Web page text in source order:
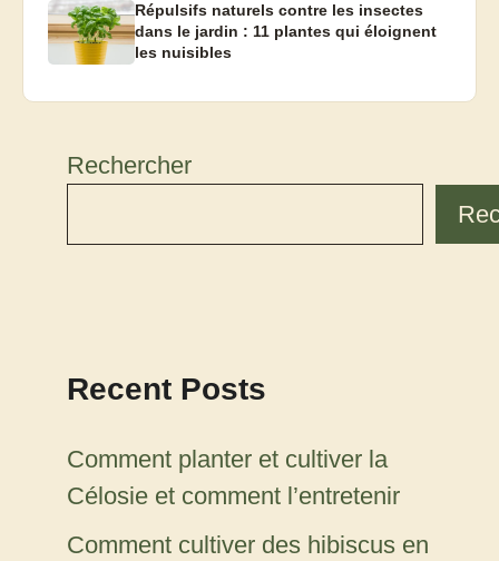
Répulsifs naturels contre les insectes
dans le jardin : 11 plantes qui éloignent
les nuisibles
Rechercher
Recent Posts
Comment planter et cultiver la
Célosie et comment l’entretenir
Comment cultiver des hibiscus en